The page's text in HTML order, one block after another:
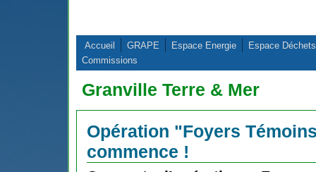
Accueil GRAPE Espace Energie
Espace Déchets
Commissions
Granville Terre & Mer
Opération "Foyers
commence !